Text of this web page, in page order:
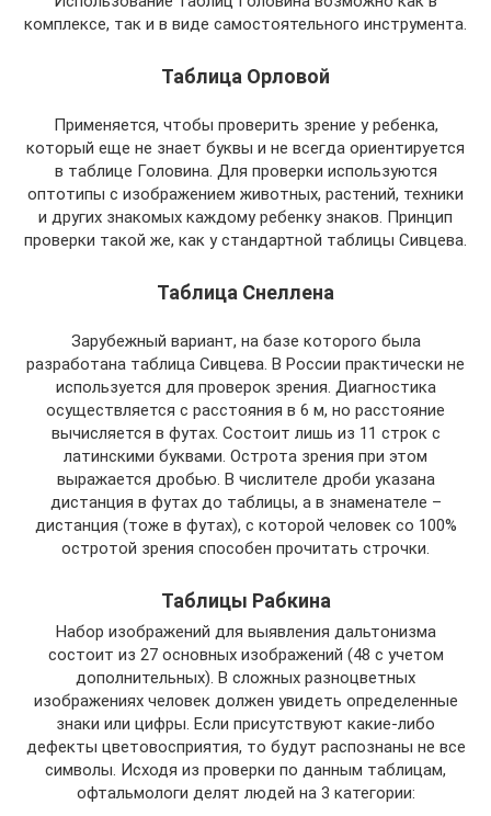
комплексе, так и в виде самостоятельного инструмента.
Таблица Орловой
Применяется, чтобы проверить зрение у ребенка,
который еще не знает буквы и не всегда ориентируется
в таблице Головина. Для проверки используются
оптотипы с изображением животных, растений, техники
и других знакомых каждому ребенку знаков. Принцип
проверки такой же, как у стандартной таблицы Сивцева.
Таблица Снеллена
Зарубежный вариант, на базе которого была
разработана таблица Сивцева. В России практически не
используется для проверок зрения. Диагностика
осуществляется с расстояния в 6 м, но расстояние
вычисляется в футах. Состоит лишь из 11 строк с
латинскими буквами. Острота зрения при этом
выражается дробью. В числителе дроби указана
дистанция в футах до таблицы, а в знаменателе –
дистанция (тоже в футах), с которой человек со 100%
остротой зрения способен прочитать строчки.
Таблицы Рабкина
Набор изображений для выявления дальтонизма
состоит из 27 основных изображений (48 с учетом
дополнительных). В сложных разноцветных
изображениях человек должен увидеть определенные
знаки или цифры. Если присутствуют какие-либо
дефекты цветовосприятия, то будут распознаны не все
символы. Исходя из проверки по данным таблицам,
офтальмологи делят людей на 3 категории: